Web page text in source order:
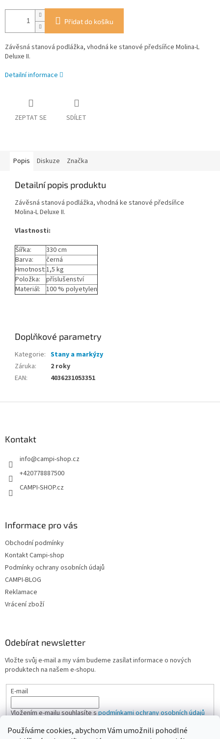
Používáme cookies, abychom Vám umožnili pohodlné
Přidat do košíku
Závěsná stanová podlážka, vhodná ke stanové předsíňce Molina-L
Deluxe II.
Detailní informace
ZEPTAT SE SDÍLET
Popis Diskuze Značka
Detailní popis produktu
Závěsná stanová podlážka, vhodná ke stanové předsíňce
Molina-L Deluxe II.
Vlastnosti:
Šířka:
330 cm
Barva:
černá
Hmotnost:1,5 kg
Položka:
příslušenství
Materiál:
100 % polyetylen
Doplňkové parametry
Kategorie: Stany a markýzy
Záruka:
2 roky
EAN: 4036231053351
Kontakt
info@campi-shop.cz
+420778887500
CAMPI-SHOP.cz
Informace pro vás
Obchodní podmínky
Kontakt Campi-shop
Podmínky ochrany osobních údajů
CAMPI-BLOG
Reklamace
Vrácení zboží
Odebírat newsletter
Vložte svůj e-mail a my vám budeme zasílat informace o nových
produktech na našem e-shopu.
E-mail
Vložením e-mailu souhlasíte spodmínkami ochrany osobních údajů
PŘIHLÁSIT SE